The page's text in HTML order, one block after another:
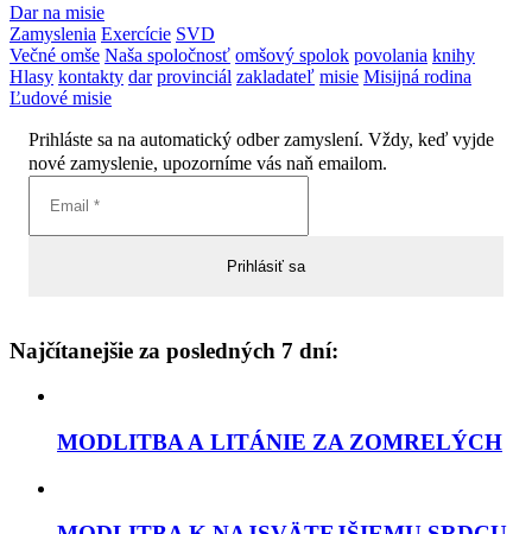
Dar na misie
Zamyslenia Exercície SVD
Večné omše Naša spoločnosť omšový spolok povolania knihy
Hlasy kontakty dar provinciál zakladateľ misie Misijná rodina
Ľudové misie
Prihláste sa na automatický odber zamyslení. Vždy, keď vyjde
nové zamyslenie, upozorníme vás naň emailom.
Najčítanejšie za posledných 7 dní:
MODLITBA A LITÁNIE ZA ZOMRELÝCH